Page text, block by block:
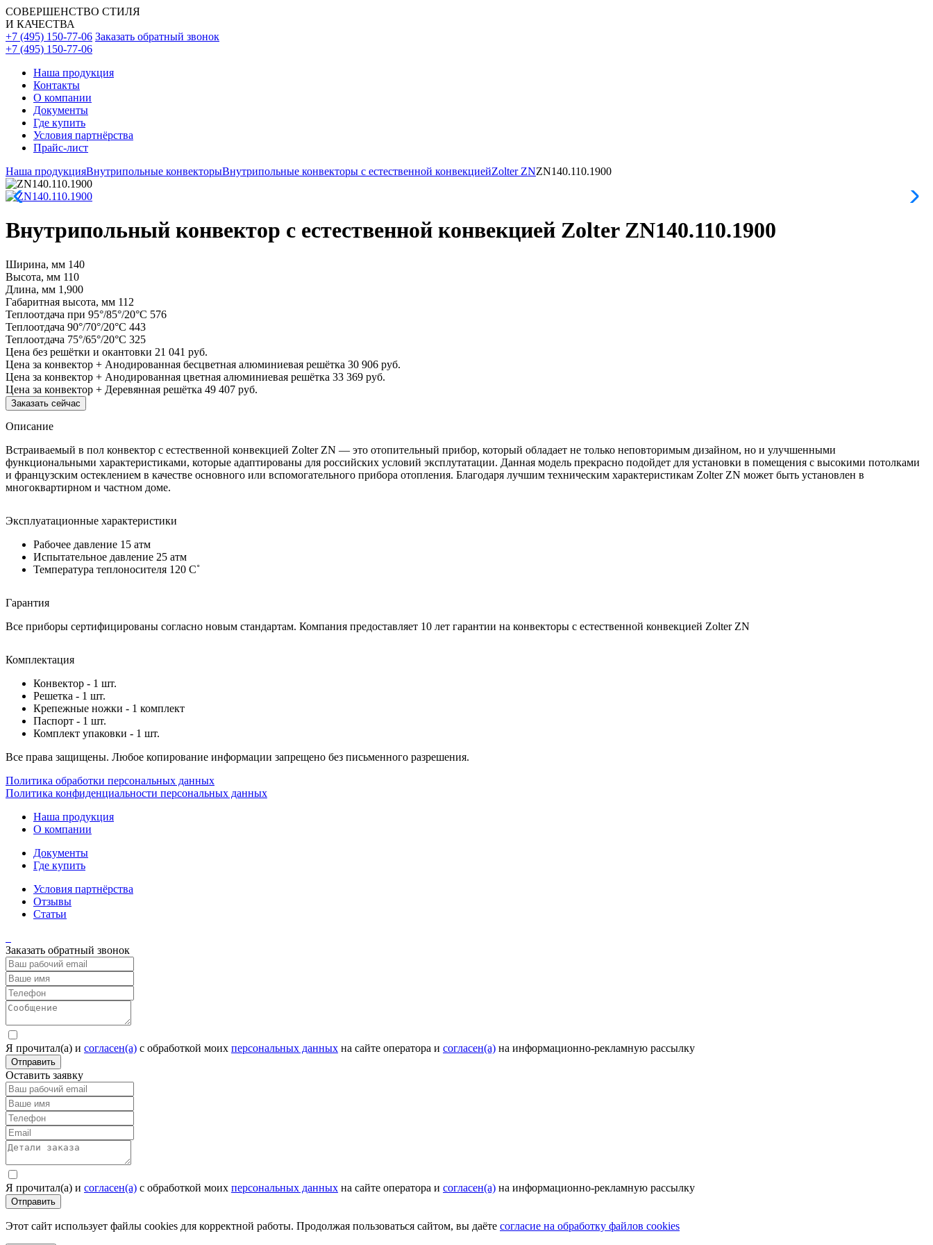
СОВЕРШЕНСТВО СТИЛЯ
И КАЧЕСТВА
+7 (495) 150-77-06 Заказать обратный звонок
+7 (495) 150-77-06
Наша продукция
Контакты
О компании
Документы
Где купить
Условия партнёрства
Прайс-лист
Наша продукцияВнутрипольные конвекторыВнутрипольные конвекторы с естественной конвекциейZolter ZNZN140.110.1900
Внутрипольный конвектор с естественной конвекцией Zolter ZN140.110.1900
Ширина, мм 140
Высота, мм 110
Длина, мм 1,900
Габаритная высота, мм 112
Теплоотдача при 95°/85°/20°С 576
Теплоотдача 90°/70°/20°С 443
Теплоотдача 75°/65°/20°С 325
Цена без решётки и окантовки 21 041 руб.
Цена за конвектор + Анодированная бесцветная алюминиевая решётка 30 906 руб.
Цена за конвектор + Анодированная цветная алюминиевая решётка 33 369 руб.
Цена за конвектор + Деревянная решётка 49 407 руб.
Заказать сейчас
Описание
Встраиваемый в пол конвектор с естественной конвекцией Zolter ZN — это отопительный прибор, который обладает не только неповторимым дизайном, но и улучшенными
функциональными характеристиками, которые адаптированы для российских условий эксплутатации. Данная модель прекрасно подойдет для установки в помещения с высокими потолками
и французским остеклением в качестве основного или вспомогательного прибора отопления. Благодаря лучшим техническим характеристикам Zolter ZN может быть установлен в
многоквартирном и частном доме.
Эксплуатационные характеристики
Рабочее давление 15 атм
Испытательное давление 25 атм
Температура теплоносителя 120 C˚
Гарантия
Все приборы сертифицированы согласно новым стандартам. Компания предоставляет 10 лет гарантии на конвекторы с естественной конвекцией Zolter ZN
Комплектация
Конвектор - 1 шт.
Решетка - 1 шт.
Крепежные ножки - 1 комплект
Паспорт - 1 шт.
Комплект упаковки - 1 шт.
Все права защищены. Любое копирование информации запрещено без письменного разрешения.
Политика обработки персональных данных
Политика конфиденциальности персональных данных
Наша продукция
О компании
Документы
Где купить
Условия партнёрства
Отзывы
Статьи
Заказать обратный звонок
Я прочитал(а) и согласен(а) c обработкой моих персональных данных на сайте оператора и согласен(а) на информационно-рекламную рассылку
Отправить
Оставить заявку
Я прочитал(а) и согласен(а) c обработкой моих персональных данных на сайте оператора и согласен(а) на информационно-рекламную рассылку
Отправить
Этот сайт использует файлы cookies для корректной работы. Продолжая пользоваться сайтом, вы даёте согласие на обработку файлов cookies